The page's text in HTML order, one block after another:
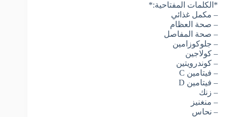
*الكلمات المفتاحية:*
– مكمل غذائي
– صحة العظام
– صحة المفاصل
– جلوكوزامين
– كولاجين
– كوندرويتين
– فيتامين C
– فيتامين D
– زنك
– منغنيز
– نحاس